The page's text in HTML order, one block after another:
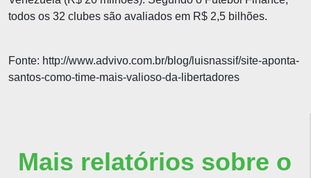
todos os 32 clubes são avaliados em R$ 2,5 bilhões.
Fonte: http://www.advivo.com.br/blog/luisnassif/site-aponta-
santos-como-time-mais-valioso-da-libertadores
Mais relatórios sobre o